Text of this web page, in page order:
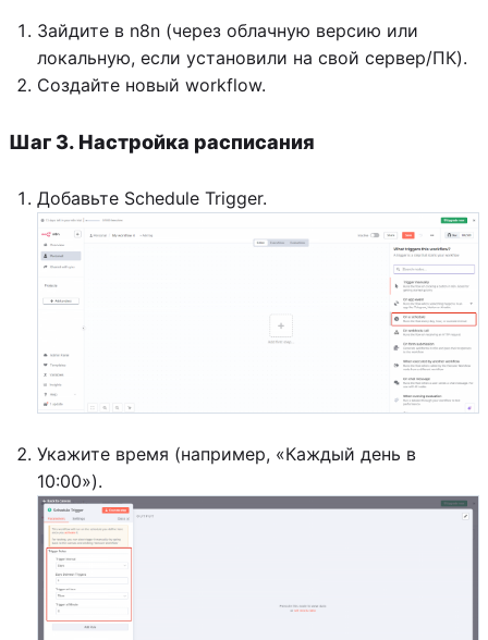
Зайдите в n8n (через облачную версию или
локальную, если установили на свой сервер/ПК).
Создайте новый workflow.
Шаг 3. Настройка расписания
Добавьте Schedule Trigger.
Укажите время (например, «Каждый день в
10:00»).